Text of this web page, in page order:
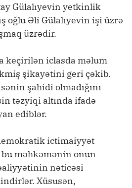
Gülalıyevin yetkinlik
oğlu Əli Gülalıyevin işi üzrə
üzrədir.
keçirilən iclasda məlum
şikayətini geri çəkib.
şahidi olmadığını
təzyiqi altında ifadə
ediblər.
ictimaiyyət
məhkəmənin onun
nəticəsi
Xüsusən,